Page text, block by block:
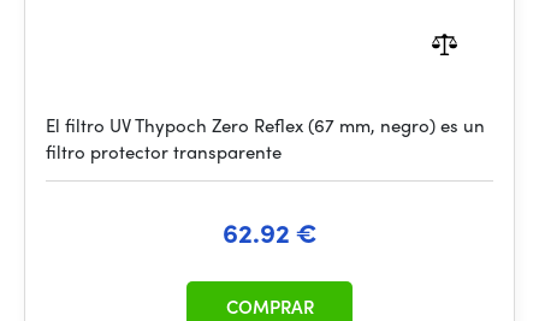
El filtro UV Thypoch Zero Reflex (67 mm, negro) es un
filtro protector transparente
62.92 €
COMPRAR